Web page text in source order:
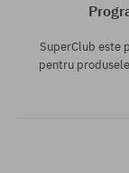
SuperClub este
pentru